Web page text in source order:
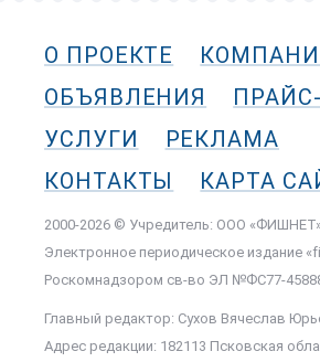
О ПРОЕКТЕ
ОБЪЯВЛЕНИЯ
УСЛУГИ
РЕКЛАМА
КОНТАКТЫ
КАРТА
2000-2026 © Учредитель: ООО
Электронное периодическое издание
Роскомнадзором cв-во ЭЛ №ФС77-45888
Главный редактор: Сухов Вячеслав
Адрес редакции: 182113 Псковская